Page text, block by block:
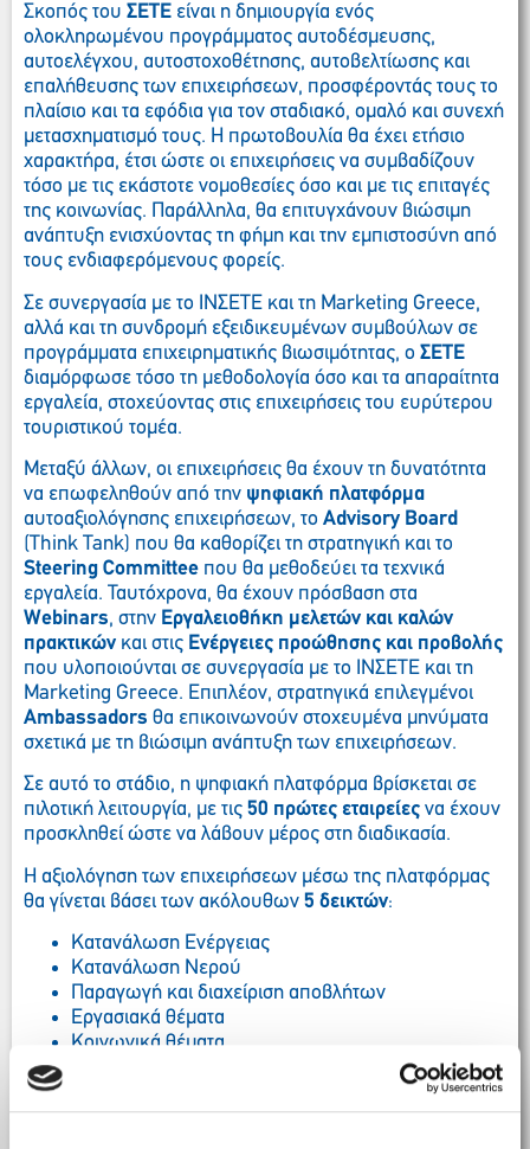
Σκοπός του ΣΕΤΕ είναι η δημιουργία ενός
ολοκληρωμένου προγράμματος αυτοδέσμευσης,
αυτοελέγχου, αυτοστοχοθέτησης, αυτοβελτίωσης και
επαλήθευσης των επιχειρήσεων, προσφέροντάς τους το
πλαίσιο και τα εφόδια για τον σταδιακό, ομαλό και συνεχή
μετασχηματισμό τους. Η πρωτοβουλία θα έχει ετήσιο
χαρακτήρα, έτσι ώστε οι επιχειρήσεις να συμβαδίζουν
τόσο με τις εκάστοτε νομοθεσίες όσο και με τις επιταγές
της κοινωνίας. Παράλληλα, θα επιτυγχάνουν βιώσιμη
ανάπτυξη ενισχύοντας τη φήμη και την εμπιστοσύνη από
τους ενδιαφερόμενους φορείς.
Σε συνεργασία με το ΙΝΣΕΤΕ και τη Marketing Greece,
αλλά και τη συνδρομή εξειδικευμένων συμβούλων σε
προγράμματα επιχειρηματικής βιωσιμότητας, ο ΣΕΤΕ
διαμόρφωσε τόσο τη μεθοδολογία όσο και τα απαραίτητα
εργαλεία, στοχεύοντας στις επιχειρήσεις του ευρύτερου
τουριστικού τομέα.
Μεταξύ άλλων, οι επιχειρήσεις θα έχουν τη δυνατότητα
να επωφεληθούν από την ψηφιακή πλατφόρμα
αυτοαξιολόγησης επιχειρήσεων, το Advisory Board
(Think Tank) που θα καθορίζει τη στρατηγική και το
Steering Committee που θα μεθοδεύει τα τεχνικά
εργαλεία. Ταυτόχρονα, θα έχουν πρόσβαση στα
Webinars, στην Εργαλειοθήκη μελετών και καλών
πρακτικών και στις Ενέργειες προώθησης και προβολής
που υλοποιούνται σε συνεργασία με το ΙΝΣΕΤΕ και τη
Marketing Greece. Επιπλέον, στρατηγικά επιλεγμένοι
Ambassadors θα επικοινωνούν στοχευμένα μηνύματα
σχετικά με τη βιώσιμη ανάπτυξη των επιχειρήσεων.
Σε αυτό το στάδιο, η ψηφιακή πλατφόρμα βρίσκεται σε
πιλοτική λειτουργία, με τις 50 πρώτες εταιρείες να έχουν
προσκληθεί ώστε να λάβουν μέρος στη διαδικασία.
Η αξιολόγηση των επιχειρήσεων μέσω της πλατφόρμας
θα γίνεται βάσει των ακόλουθων 5 δεικτών:
Κατανάλωση Ενέργειας
Κατανάλωση Νερού
Παραγωγή και διαχείριση αποβλήτων
Εργασιακά θέματα
Κοινωνικά θέματα
Σε πρώτη φάση η πρωτοβουλία θα απευθύνεται σε5
τουριστικούς κλάδους
και συγκεκριμένα σε: καταλύματα,
εναέριες μεταφορές, θαλάσσιες μεταφορές, χερσαίες